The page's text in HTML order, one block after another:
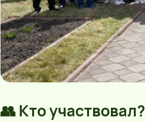
👥 Кто участвовал?